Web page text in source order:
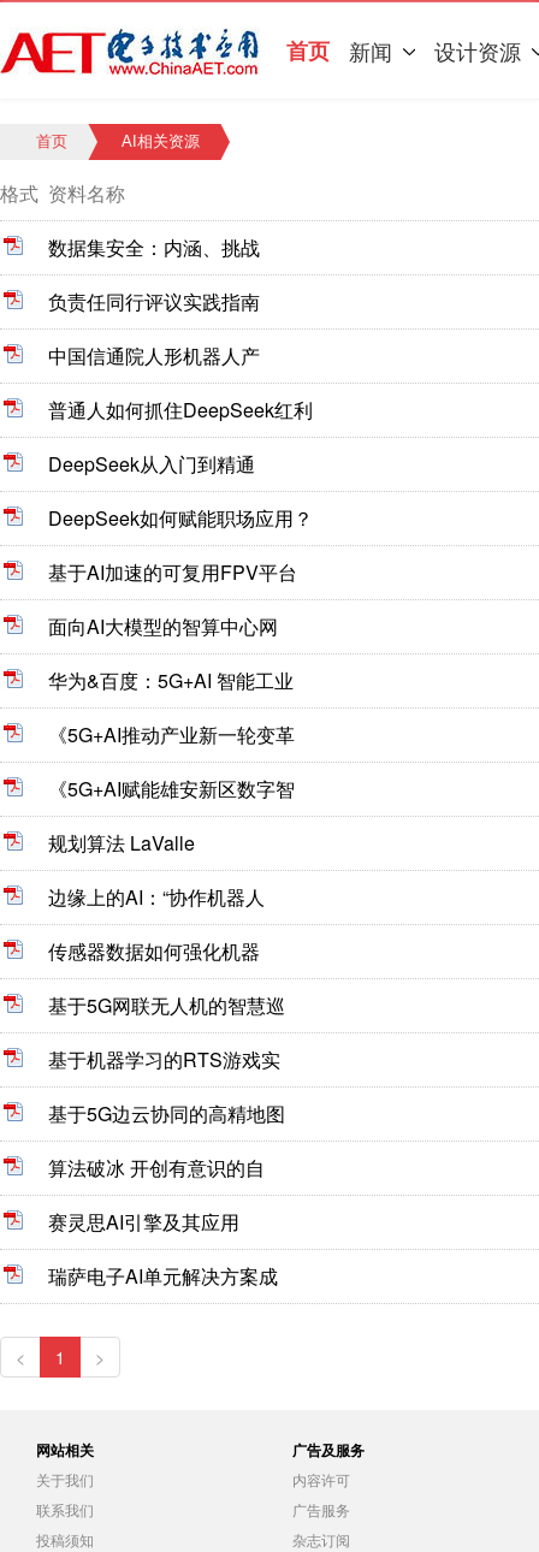
首页 新闻 设计资源
首页 AI相关资源
格式 资料名称
数据集安全：内涵、挑战
负责任同行评议实践指南
中国信通院人形机器人产
普通人如何抓住DeepSeek红利
DeepSeek从入门到精通
DeepSeek如何赋能职场应用？
基于AI加速的可复用FPV平台
面向AI大模型的智算中心网
华为&百度：5G+AI 智能工业
《5G+AI推动产业新一轮变革
《5G+AI赋能雄安新区数字智
规划算法 LaValle
边缘上的AI：“协作机器人
传感器数据如何强化机器
基于5G网联无人机的智慧巡
基于机器学习的RTS游戏实
基于5G边云协同的高精地图
算法破冰 开创有意识的自
赛灵思AI引擎及其应用
瑞萨电子AI单元解决方案成
< 1 >
网站相关
关于我们
联系我们
投稿须知
广告及服务
内容许可
广告服务
杂志订阅